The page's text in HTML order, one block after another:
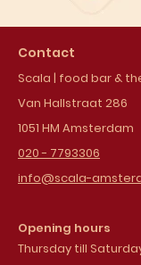
Contact
Scala | food bar &
Van Hallstraat 286
1051 HM Amsterdam
020 - 7793306
info@scala-
Opening hours
Thursday till